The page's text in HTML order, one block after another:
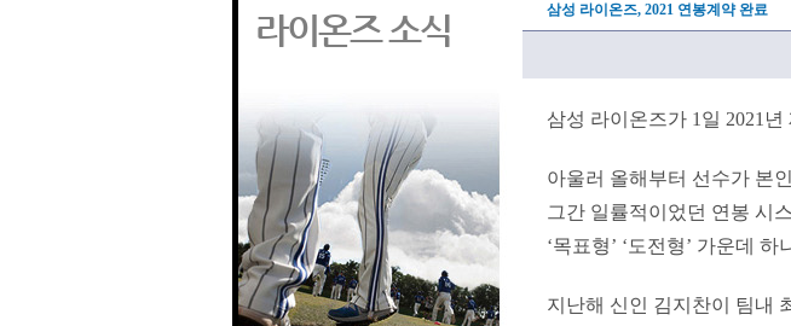
라이온즈 소식 삼성 라이온즈, 2021 연봉계약 완료
삼성 라이온즈가 1일 2021
아울러 올해부터 선수가 본
그간 일률적이었던 연봉 시
‘목표형’ ‘도전형’ 가운데
지난해 신인 김지찬이 팀내